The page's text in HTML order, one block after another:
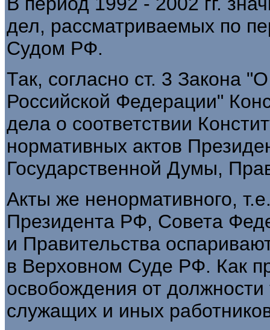
дел, рассматриваемых по
Судом РФ.
Так, согласно ст. 3 Закона
Российской Федерации"
дела о соответствии
нормативных актов
Государственной Думы,
Акты же ненормативного,
Президента РФ, Совета
и Правительства
в Верховном Суде РФ. Как
освобождения от
служащих и иных